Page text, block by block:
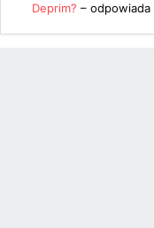
Deprim? – odpowiada